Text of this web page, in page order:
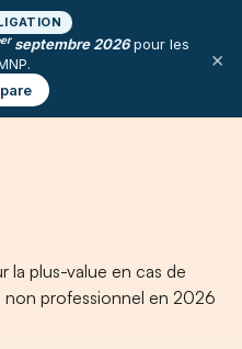
erseptembre 2026pour les
×
la plus-value en cas de
professionnel en 2026